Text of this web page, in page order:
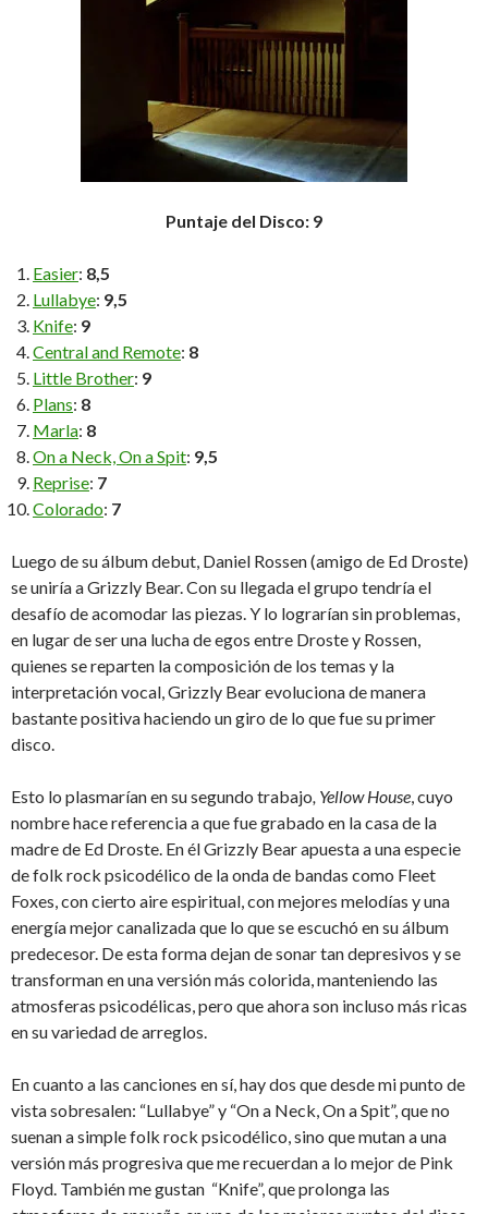
Puntaje del Disco: 9
Easier: 8,5
Lullabye: 9,5
Knife: 9
Central and Remote: 8
Little Brother: 9
Plans: 8
Marla: 8
On a Neck, On a Spit: 9,5
Reprise: 7
Colorado: 7
Luego de su álbum debut, Daniel Rossen (amigo de Ed Droste)
se uniría a Grizzly Bear. Con su llegada el grupo tendría el
desafío de acomodar las piezas. Y lo lograrían sin problemas,
en lugar de ser una lucha de egos entre Droste y Rossen,
quienes se reparten la composición de los temas y la
interpretación vocal, Grizzly Bear evoluciona de manera
bastante positiva haciendo un giro de lo que fue su primer
disco.
Esto lo plasmarían en su segundo trabajo, Yellow House, cuyo
nombre hace referencia a que fue grabado en la casa de la
madre de Ed Droste. En él Grizzly Bear apuesta a una especie
de folk rock psicodélico de la onda de bandas como Fleet
Foxes, con cierto aire espiritual, con mejores melodías y una
energía mejor canalizada que lo que se escuchó en su álbum
predecesor. De esta forma dejan de sonar tan depresivos y se
transforman en una versión más colorida, manteniendo las
atmosferas psicodélicas, pero que ahora son incluso más ricas
en su variedad de arreglos.
En cuanto a las canciones en sí, hay dos que desde mi punto de
vista sobresalen: “Lullabye” y “On a Neck, On a Spit”, que no
suenan a simple folk rock psicodélico, sino que mutan a una
versión más progresiva que me recuerdan a lo mejor de Pink
Floyd. También me gustan “Knife”, que prolonga las